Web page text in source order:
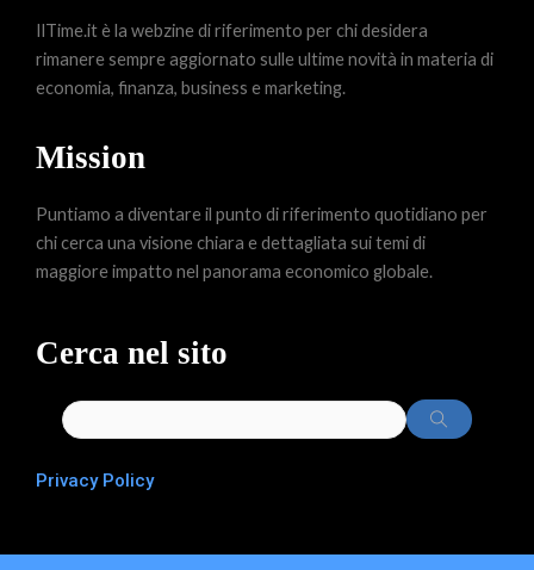
IlTime.it è la webzine di riferimento per chi desidera
rimanere sempre aggiornato sulle ultime novità in materia di
economia, finanza, business e marketing.
Mission
Puntiamo a diventare il punto di riferimento quotidiano per
chi cerca una visione chiara e dettagliata sui temi di
maggiore impatto nel panorama economico globale.
Cerca nel sito
Privacy Policy